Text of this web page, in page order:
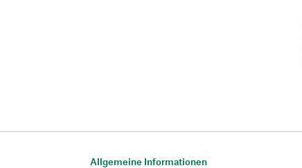
Allgemeine Informationen